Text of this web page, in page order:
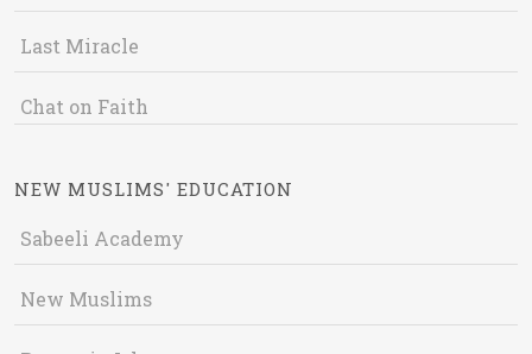
Last Miracle
Chat on Faith
NEW MUSLIMS' EDUCATION
Sabeeli Academy
New Muslims